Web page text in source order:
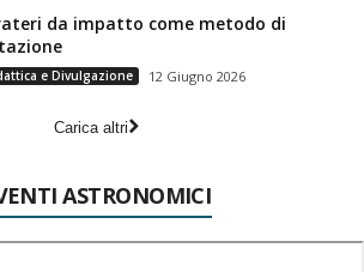
da impatto come metodo di
e Divulgazione 12 Giugno 2026
Carica altri
ASTRONOMICI